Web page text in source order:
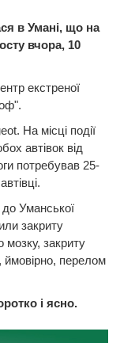
в Умані, що на
вчора, 10
екстреної
На місці події
автівок від
потребував 25-
Уманської
закриту
мозку, закриту
ймовірно, перелом
і ясно.